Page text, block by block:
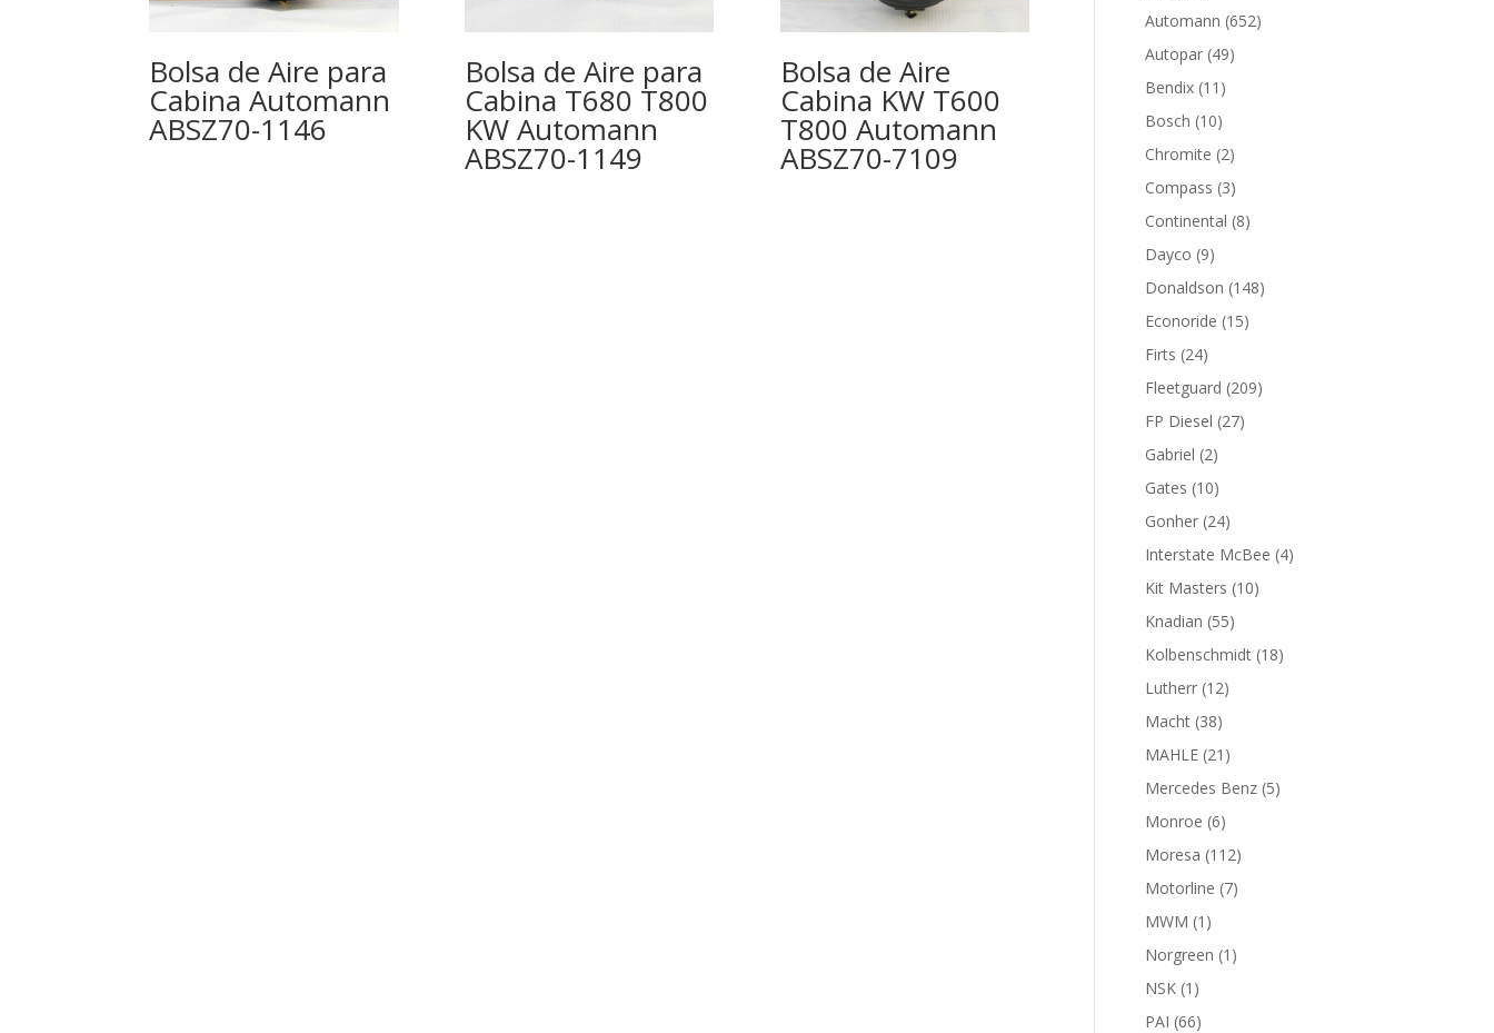
Bolsa de Aire para
Cabina Automann
ABSZ70-1146
Bolsa de Aire para
Cabina T680 T800
KW Automann
ABSZ70-1149
Bolsa de Aire
Cabina KW T600
T800 Automann
ABSZ70-7109
productos
Automann 652652
Autopar 4949
Bendix 11 11
productos
Bosch 1010
productos
Chromite 22
productos
Compass 33
productos
Continental 88
Dayco 99
productos
Donaldson 148148
Econoride 1515
Firts 2424
productos
Fleetguard 209209
FP Diesel 2727
Gabriel 22
productos
Gates 1010
productos
Gonher 2424
productos
Interstate McBee 44
Kit Masters 1010
Knadian 5555
productos
Kolbenschmidt 1818
Lutherr 1212
Macht 3838
productos
MAHLE 21 21
productos
Mercedes Benz 55
Monroe 66
productos
Moresa 112112
productos
Motorline 77
MWM 1 1
producto
Norgreen 1 1
NSK 1 1
producto
PAI 6666